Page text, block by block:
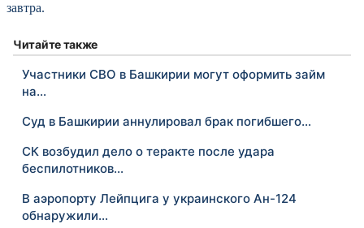
завтра.
Читайте также
Участники СВО в Башкирии могут оформить займ
на…
Суд в Башкирии аннулировал брак погибшего…
СК возбудил дело о теракте после удара
беспилотников…
В аэропорту Лейпцига у украинского Ан-124
обнаружили…